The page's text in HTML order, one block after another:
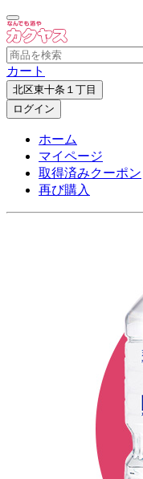
カート
北区東十条１丁目
ログイン
ホーム
マイページ
取得済みクーポン
再び購入